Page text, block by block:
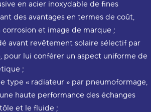
en acier inoxydable de fines
des avantages en termes de coût,
corrosion et image de marque ;
avant revêtement solaire sélectif par
pour lui conférer un aspect uniforme de
;
type « radiateur » par pneumoformage,
haute performance des échanges
et le fluide ;